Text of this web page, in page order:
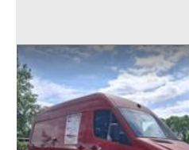
Furgone Mercedes Sprinter
Melegnano (Milano)
Offerta minima
1.750 €
21/09/2026